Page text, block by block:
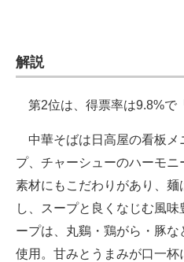
解説
第2位は、得票率は9.8%で
中華そばは日高屋の看板メ
プ、チャーシューのハーモニ
素材にもこだわりがあり、麺
し、スープと良くなじむ風
ープは、丸鷄・鶏がら・豚
使用。甘みとうまみが口一